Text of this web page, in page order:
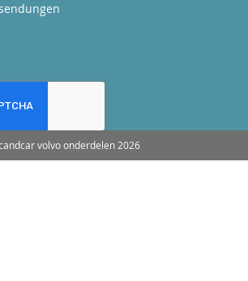
volvo onderdelen 2026